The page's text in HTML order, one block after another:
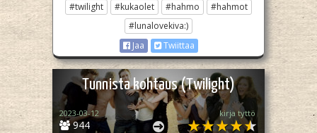
#twilight #kukaolet #hahmo
#hahmot
#lunalovekiva:)
Jaa
Twiittaa
Tunnista kohtaus (Twilight)
944
2023-03-12 kirja tyttö